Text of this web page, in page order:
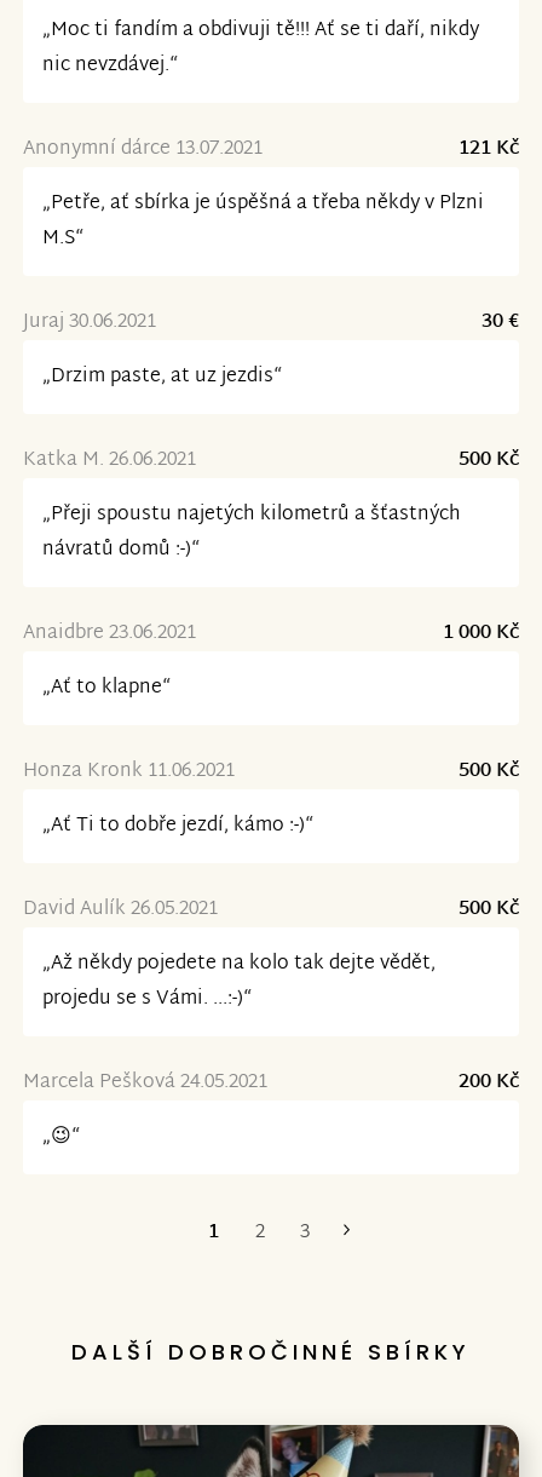
„Moc ti fandím a obdivuji tě!!! Ať se ti daří, nikdy
nic nevzdávej.“
Anonymní dárce 13.07.2021
121 Kč
„Petře, ať sbírka je úspěšná a třeba někdy v Plzni
M.S“
Juraj 30.06.2021
30 €
„Drzim paste, at uz jezdis“
Katka M. 26.06.2021
500 Kč
„Přeji spoustu najetých kilometrů a šťastných
návratů domů :-)“
Anaidbre 23.06.2021
1 000 Kč
„Ať to klapne“
Honza Kronk 11.06.2021
500 Kč
„Ať Ti to dobře jezdí, kámo :-)“
David Aulík 26.05.2021
500 Kč
„Až někdy pojedete na kolo tak dejte vědět,
projedu se s Vámi. ...:-)“
Marcela Pešková 24.05.2021
200 Kč
„😉“
1 2 3
DALŠÍ DOBROČINNÉ SBÍRKY